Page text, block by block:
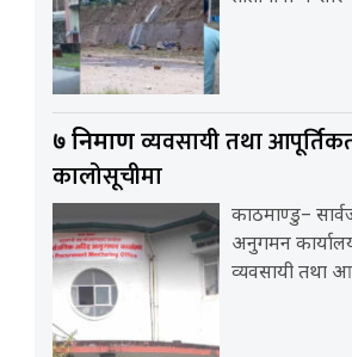
७ निर्माणव्यवसायी तथा
कालोसूचीमा
काठमाण्डु–
अनुगमन
व्यवसायी तथा